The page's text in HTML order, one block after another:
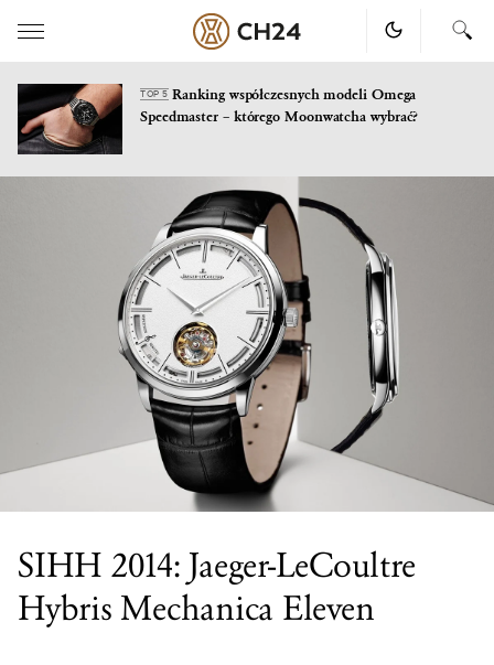
TOP 5Ranking współczesnych modeli Omega
Speedmaster – którego Moonwatcha wybrać?
SIHH 2014: Jaeger-LeCoultre
Hybris Mechanica Eleven